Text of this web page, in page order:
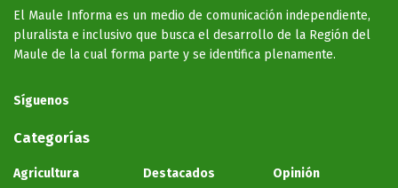
El Maule Informa es un medio de comunicación independiente,
pluralista e inclusivo que busca el desarrollo de la Región del
Maule de la cual forma parte y se identifica plenamente.
Síguenos
Categorías
Agricultura
Destacados
Opinión